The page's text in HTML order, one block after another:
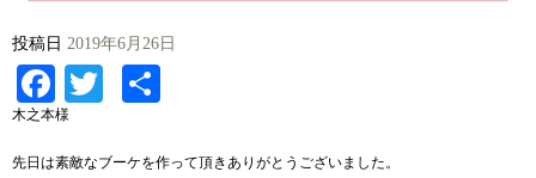
投稿日 2019年6月26日
Facebook
Twitter
木之本様
先日は素敵なブーケを作って頂きありがとうございました。